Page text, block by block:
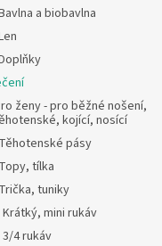
a biobavlna
ženy - pro běžné nošení,
kojící, nosící
Těhotenské pásy
Topy, tílka
Trička, tuniky
Krátký, mini rukáv
3/4 rukáv